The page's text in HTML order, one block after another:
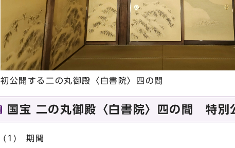
初公開する二の丸御殿〈白書院〉四の間
国宝 二の丸御殿〈白書院〉四の間 特別
(1) 期間